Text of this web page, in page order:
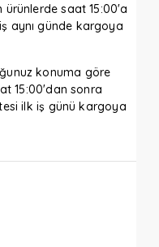
ürünlerde saat 15:00'a
aynı günde kargoya
konuma göre
15:00'dan sonra
ilk iş günü kargoya